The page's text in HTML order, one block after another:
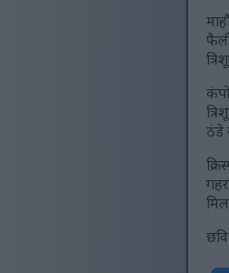
ठंडे